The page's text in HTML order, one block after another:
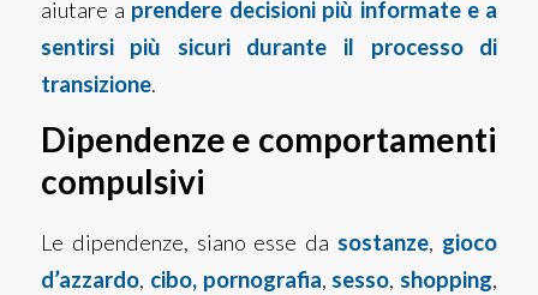
aiutare a prendere decisioni più informate e a
sentirsi più sicuri durante il processo di
transizione.
Dipendenze e comportamenti
compulsivi
Le dipendenze, siano esse da sostanze, gioco
d’azzardo, cibo, pornografia, sesso, shopping,